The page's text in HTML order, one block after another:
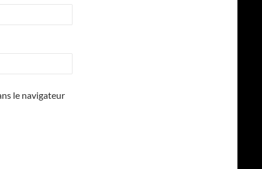
le navigateur